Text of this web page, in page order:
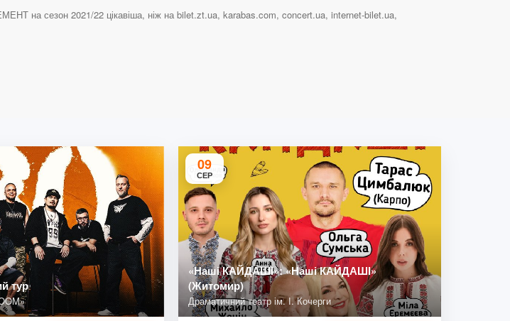
на сезон 2021/22 цікавіша, ніж на bilet.zt.ua, karabas.com, concert.ua, internet-bilet.ua,
тур
09
СЕР
«Наші КАЙДАШІ»: «Наші КАЙДАШІ»
(Житомир)
Драматичний театр ім. І. Кочерги